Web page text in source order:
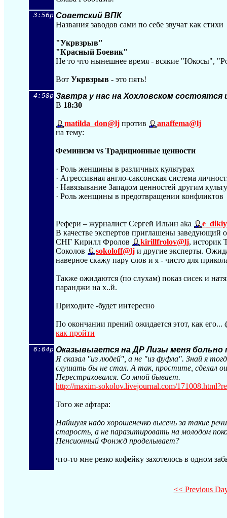
3:56p Советский ВПК
Названия заводов сами по себе звучат как стихи
"Укрвзрыв"
"Красный Боевик"
Не то что нынешнее время - всякие "Юкосы",
Вот Укрвзрыв - это пять!
4:58p Завтра у нас на Хохловском
В 18:30
matilda_don@lj против
anaffema@lj
на тему:
Феминизм vs Традиционные ценности
· Роль женщины в различных культурах
· Агрессивная англо-саксонская система
· Навязывание Западом ценностей другим
· Роль женщины в предотвращении конфликтов
Рефери – журналист Сергей Ильин aka
В качестве экспертов приглашены
СНГ Кирилл Фролов
kirillfrolov@lj, историк
Соколов
sokoloff@lj и другие эксперты.
наверное скажу пару слов и я - чисто для
Также ожидаются (по слухам) показ сисек и
паранджи на х..й.
Приходите -будет интересно
По окончании прений ожидается этот, как его...
как пройти
6:04p Оказывыается на ДР Лизы меня больно
Я сказал "из людей", а не "из фуфла". Знай я
слушать бы не стал. А так, простите, сделал
Перестраховался. Со мной бывает.
http://maxim-sokolov.livejournal.com/17
Того же афтара:
Найшуля надо хорошенечко высечь за такие
старость, а не паразитировать на молодом
Пенсионный Фонжд проделывает?
что-то мне резко кофейку захотелось в одном
<< Previous